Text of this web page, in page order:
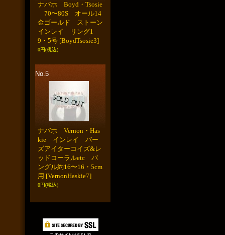
ナバホ Boyd・Tsosie
70〜80S オール14
金ゴールド ストーン
インレイ リング1
9・5号 [BoydTsosie3]
0円(税込)
No.5
ナバホ Vernon・Has
kie インレイ バー
ズアイターコイズ&レ
ッドコーラルetc バ
ングル約16〜16・5cm
用 [VernonHaskie7]
0円(税込)